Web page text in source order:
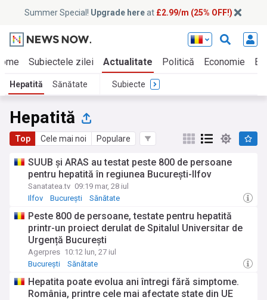
Summer Special! Upgrade hereat £2.99/m (25% OFF!)
Subiectele zilei Actualitate Politică Economie
Hepatită Sănătate Subiecte
Hepatită
Top Cele mai noi Populare
SUUB și ARAS au testat peste 800 de persoane
pentru hepatită în regiunea București-Ilfov
Sanatatea.tv 09:19 mar, 28 iul
Ilfov
București Sănătate
Peste 800 de persoane, testate pentru hepatită
printr-un proiect derulat de Spitalul Universitar de
Urgență București
Agerpres 10:12 lun, 27 iul
București
Sănătate
Hepatita poate evolua ani întregi fără simptome.
România, printre cele mai afectate state din UE